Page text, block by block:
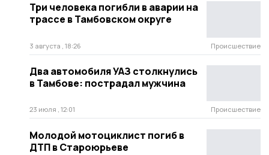
Три человека погибли в аварии на
трассе в Тамбовском округе
3 августа , 18:26 Происшествие
Два автомобиля УАЗ столкнулись
в Тамбове: пострадал мужчина
23 июля , 12:01 Происшествие
Молодой мотоциклист погиб в
ДТП в Староюрьеве